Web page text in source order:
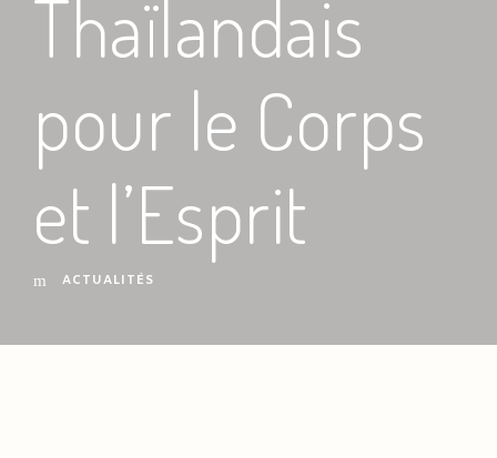
Thaïlandais
pour le Corps
et l’Esprit
ACTUALITÉS